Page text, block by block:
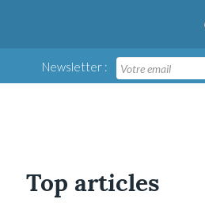
Newsletter :
Top articles